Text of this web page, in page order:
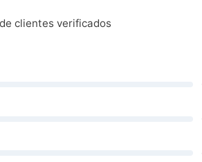
clientes verificados